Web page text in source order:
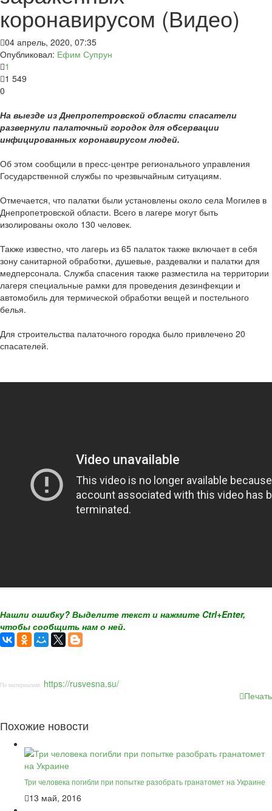
коронавирусом (Видео)
04 апрель, 2020, 07:35
Опубликовал: Ефим Супрун
1
1 549
0
На выезде из Днепропетровской области спасатели
развернули палаточный городок для обсервации
инфицированных коронавирусом людей.
Об этом сообщили в пресс-центре регионального управления
Государственной службы по чрезвычайным ситуациям.
Отмечается, что палатки были установлены около села Могилев в
Днепропетровской области. Всего в лагере могут быть
изолированы около 130 человек.
Также известно, что лагерь из 65 палаток также включает в себя
зону санитарной обработки, душевые, раздевалки и палатки для
медперсонала. Служба спасения также разместила на территории
лагеря специальные рамки для проведения дезинфекции и
автомобиль для термической обработки вещей и постельного
белья.
Для строительства палаточного городка было привлечено 20
спасателей.
Нашли ошибку? Выделите текст и нажмите Ctrl+Enter,
чтобы сообщить нам о ней.
По материалам: https://rusvesna.su/
Печать
Похожие новости
Три человека погибли при попытке разобрать гранатомет на Украине
13 май, 2016